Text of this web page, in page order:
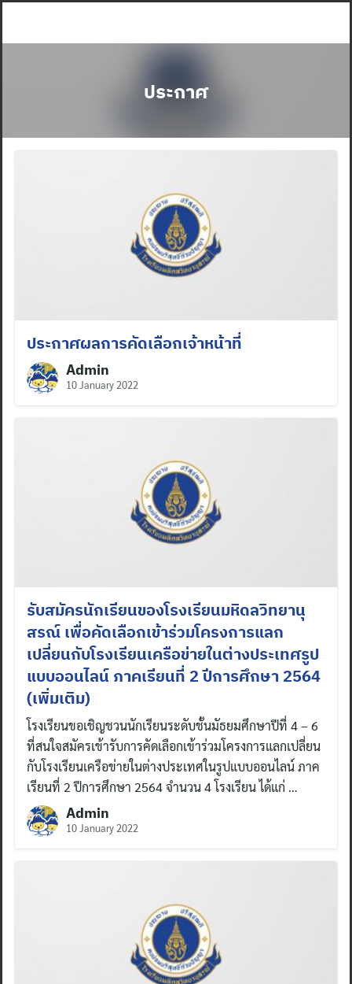
ประกาศ
ประกาศผลการคัดเลือกเจ้าหน้าที่
Admin
10 January 2022
รับสมัครนักเรียนของโรงเรียนมหิดลวิทยานุ
สรณ์ เพื่อคัดเลือกเข้าร่วมโครงการแลก
เปลี่ยนกับโรงเรียนเครือข่ายในต่างประเทศรูป
แบบออนไลน์ ภาคเรียนที่ 2 ปีการศึกษา 2564
(เพิ่มเติม)
โรงเรียนขอเชิญชวนนักเรียนระดับชั้นมัธยมศึกษาปีที่ 4 – 6
ที่สนใจสมัครเข้ารับการคัดเลือกเข้าร่วมโครงการแลกเปลี่ยน
กับโรงเรียนเครือข่ายในต่างประเทศในรูปแบบออนไลน์ ภาค
เรียนที่ 2 ปีการศึกษา 2564 จำนวน 4 โรงเรียน ได้แก่ …
Admin
10 January 2022